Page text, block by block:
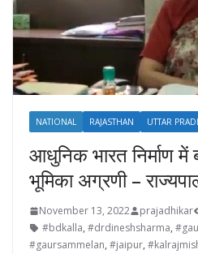
NATIONAL RAJASTHAN UTTAR
आधुनिक भारत निर्माण में
भूमिका अग्रणी –
November 13, 2022 prajadhikar
#bdkalla, #drdineshsharma,
#gaursammelan, #jaipur,